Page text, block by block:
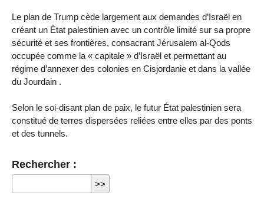
Le plan de Trump cède largement aux demandes d’Israël en
créant un État palestinien avec un contrôle limité sur sa propre
sécurité et ses frontières, consacrant Jérusalem al-Qods
occupée comme la « capitale » d’Israël et permettant au
régime d’annexer des colonies en Cisjordanie et dans la vallée
du Jourdain .
Selon le soi-disant plan de paix, le futur État palestinien sera
constitué de terres dispersées reliées entre elles par des ponts
et des tunnels.
Rechercher :